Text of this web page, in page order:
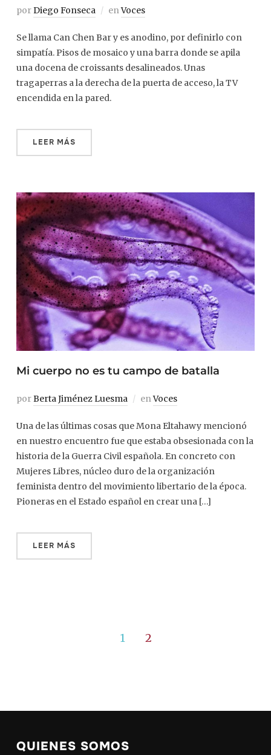
por Diego Fonseca enVoces
Se llama Can Chen Bar y es anodino, por definirlo con
simpatía. Pisos de mosaico y una barra donde se apila
una docena de croissants desalineados. Unas
tragaperras a la derecha de la puerta de acceso, la TV
encendida en la pared.
LEER MÁS
Mi cuerpo no es tu campo de batalla
porBerta Jiménez Luesma enVoces
Una de las últimas cosas que Mona Eltahawy mencionó
en nuestro encuentro fue que estaba obsesionada con la
historia de la Guerra Civil española. En concreto con
Mujeres Libres, núcleo duro de la organización
feminista dentro del movimiento libertario de la época.
Pioneras en el Estado español en crear una […]
LEER MÁS
1 2
QUIENES SOMOS